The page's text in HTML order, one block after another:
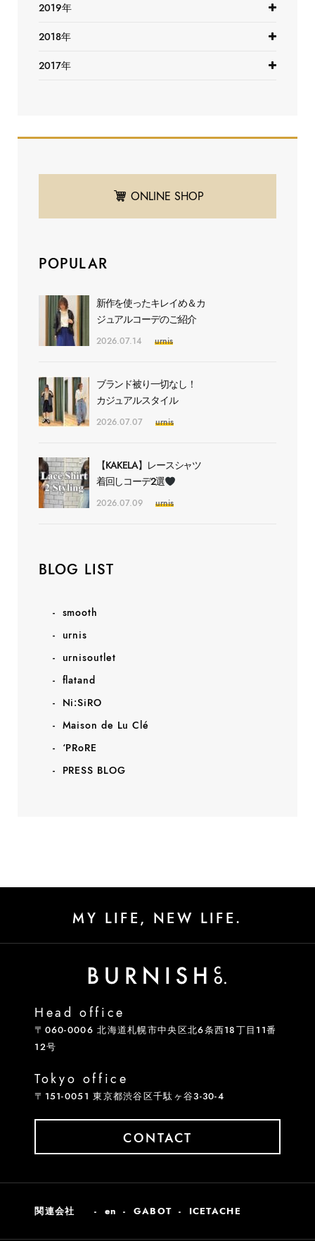
2019年
2018年
2017年
ONLINE SHOP
POPULAR
新作を使ったキレイめ＆カ
ジュアルコーデのご紹介
2026.07.14 urnis
ブランド被り一切なし！
カジュアルスタイル
2026.07.07 urnis
【KAKELA】レースシャツ
着回しコーデ2選
2026.07.09 urnis
BLOG LIST
smooth
urnis
urnisoutlet
flatand
Ni:SiRO
Maison de Lu Clé
‘PRoRE
PRESS BLOG
MY LIFE, NEW LIFE.
関連会社 en GABOT ICETACHE
Head office
〒060-0006 北海道札幌市中央区北6条西18丁目11番
12号
Tokyo office
〒151-0051 東京都渋谷区千駄ヶ谷3-30-4
CONTACT